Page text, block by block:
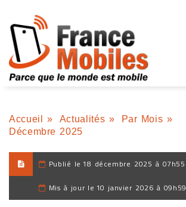
Accueil » Actualités » Par Mois »
Décembre 2025
Publié le 18 décembre 2025 à 07h55
Mis à jour le 10 janvier 2026 à 09h59